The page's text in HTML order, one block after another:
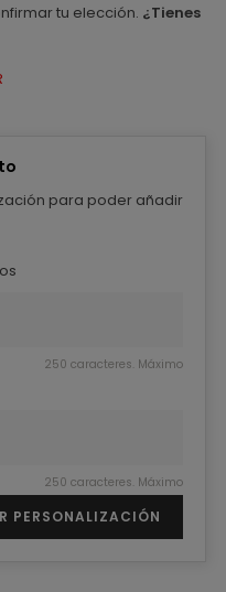
tu elección. ¿Tienes
para poder añadir
250 caracteres. Máximo
250 caracteres. Máximo
PERSONALIZACIÓN